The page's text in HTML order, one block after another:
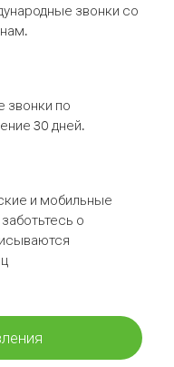
звонки со
звонки по
30 дней.
и мобильные
о